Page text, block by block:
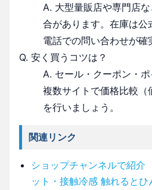
A. 大型量販店や専門店
合があります。在庫は公
電話での問い合わせが確
Q. 安く買うコツは？
A. セール・クーポン・ポ
複数サイトで価格比較（
を行いましょう。
関連リンク
ショップチャンネルで紹
ット・接触冷感 触れると